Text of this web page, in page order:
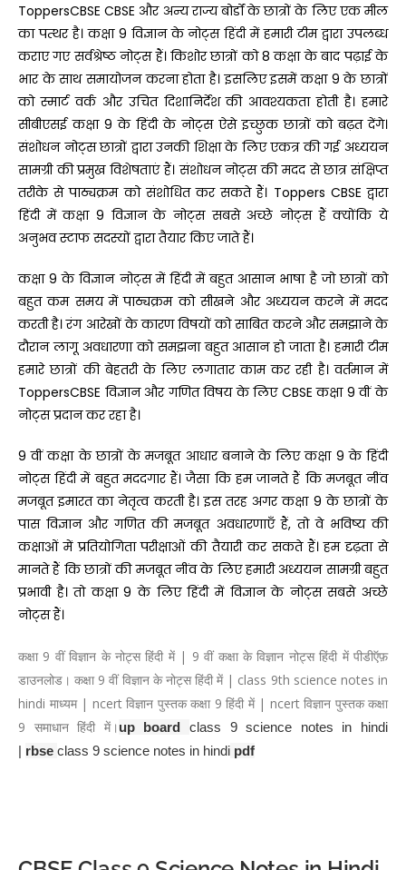
ToppersCBSE CBSE और अन्य राज्य बोर्डों के छात्रों के लिए एक मील
का पत्थर है। कक्षा 9 विज्ञान के नोट्स हिंदी में हमारी टीम द्वारा उपलब्ध
कराए गए सर्वश्रेष्ठ नोट्स हैं। किशोर छात्रों को 8 कक्षा के बाद पढ़ाई के
भार के साथ समायोजन करना होता है। इसलिए इसमें कक्षा 9 के छात्रों
को स्मार्ट वर्क और उचित दिशानिर्देश की आवश्यकता होती है। हमारे
सीबीएसई कक्षा 9 के हिंदी के नोट्स ऐसे इच्छुक छात्रों को बढ़त देंगे।
संशोधन नोट्स छात्रों द्वारा उनकी शिक्षा के लिए एकत्र की गई अध्ययन
सामग्री की प्रमुख विशेषताएं हैं। संशोधन नोट्स की मदद से छात्र संक्षिप्त
तरीके से पाठ्यक्रम को संशोधित कर सकते हैं। Toppers CBSE द्वारा
हिंदी में कक्षा 9 विज्ञान के नोट्स सबसे अच्छे नोट्स हैं क्योंकि ये
अनुभव स्टाफ सदस्यों द्वारा तैयार किए जाते हैं।
कक्षा 9 के विज्ञान नोट्स में हिंदी में बहुत आसान भाषा है जो छात्रों को
बहुत कम समय में पाठ्यक्रम को सीखने और अध्ययन करने में मदद
करती है। रंग आरेखों के कारण विषयों को साबित करने और समझाने के
दौरान लागू अवधारणा को समझना बहुत आसान हो जाता है। हमारी टीम
हमारे छात्रों की बेहतरी के लिए लगातार काम कर रही है। वर्तमान में
ToppersCBSE विज्ञान और गणित विषय के लिए CBSE कक्षा 9 वीं के
नोट्स प्रदान कर रहा है।
9 वीं कक्षा के छात्रों के मजबूत आधार बनाने के लिए कक्षा 9 के हिंदी
नोट्स हिंदी में बहुत मददगार हैं। जैसा कि हम जानते हैं कि मजबूत नींव
मजबूत इमारत का नेतृत्व करती है। इस तरह अगर कक्षा 9 के छात्रों के
पास विज्ञान और गणित की मजबूत अवधारणाएँ हैं, तो वे भविष्य की
कक्षाओं में प्रतियोगिता परीक्षाओं की तैयारी कर सकते हैं। हम दृढ़ता से
मानते हैं कि छात्रों की मजबूत नींव के लिए हमारी अध्ययन सामग्री बहुत
प्रभावी है। तो कक्षा 9 के लिए हिंदी में विज्ञान के नोट्स सबसे अच्छे
नोट्स हैं।
कक्षा 9 वीं विज्ञान के नोट्स हिंदी में | 9 वीं कक्षा के विज्ञान नोट्स हिंदी में पीडीऍफ़
डाउनलोड। कक्षा 9 वीं विज्ञान के नोट्स हिंदी में | class 9th science notes in
hindi माध्यम | ncert विज्ञान पुस्तक कक्षा 9 हिंदी में | ncert विज्ञान पुस्तक कक्षा
9 समाधान हिंदी में। up boardclass 9 science notes in hindi
| rbse class 9 science notes in hindi pdf